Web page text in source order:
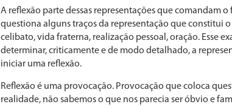
A reflexão parte dessas representações que comandam
questiona alguns traços da representação que constitui
celibato, vida fraterna, realização pessoal, oração. Esse
determinar, criticamente e de mo­do detalhado, a
iniciar uma reflexão.
Reflexão é uma provocação. Provocação que coloca
realidade, não sabemos o que nos parecia ser óbvio e